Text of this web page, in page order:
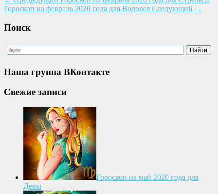
Гороскоп на февраль 2020 года для Водолея Следующий →
Поиск
Наша группа ВКонтакте
Свежие записи
Гороскоп на май 2020 года для
Девы